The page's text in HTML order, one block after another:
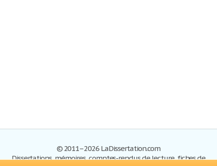
© 2011–2026 LaDissertation.com
Dissertations, mémoires, comptes-rendus de lecture, fiches de